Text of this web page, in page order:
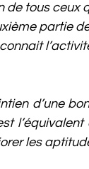
de tous ceux
partie
d’une
l’équivalent
les